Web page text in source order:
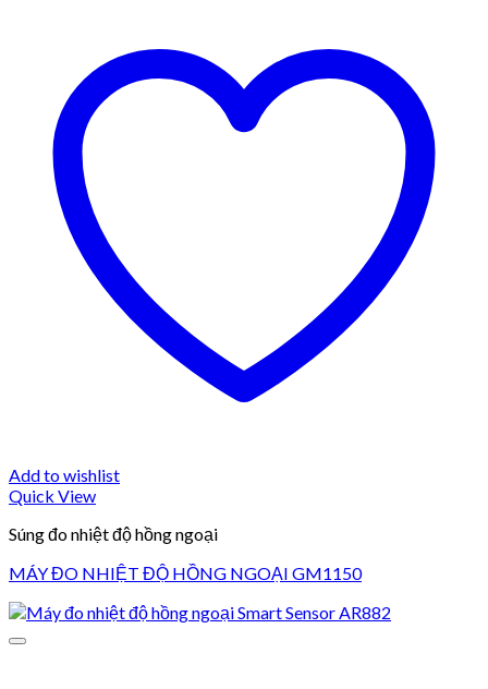
Add to wishlist
Quick View
Súng đo nhiệt độ hồng ngoại
MÁY ĐO NHIỆT ĐỘ HỒNG NGOẠI GM1150